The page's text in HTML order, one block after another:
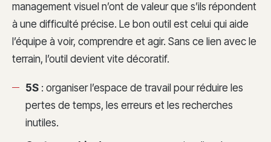
management visuel n’ont de valeur que s’ils répondent
à une difficulté précise. Le bon outil est celui qui aide
l’équipe à voir, comprendre et agir. Sans ce lien avec le
terrain, l’outil devient vite décoratif.
5S : organiser l’espace de travail pour réduire les
pertes de temps, les erreurs et les recherches
inutiles.